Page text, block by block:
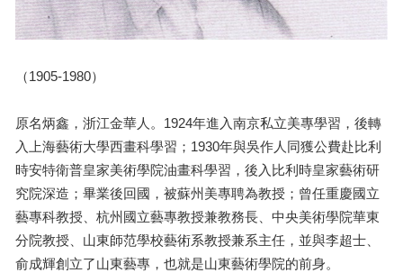
（1905-1980）
原名炳鑫，浙江金華人。1924年進入南京私立美專學習，後轉
入上海藝術大學西畫科學習；1930年與吳作人同獲公費赴比利
時安特衛普皇家美術學院油畫科學習，後入比利時皇家藝術研
究院深造；畢業後回國，被蘇州美專聘為教授；曾任重慶國立
藝專科教授、杭州國立藝專教授兼教務長、中央美術學院華東
分院教授、山東師范學校藝術系教授兼系主任，並與李超士、
俞成輝創立了山東藝專，也就是山東藝術學院的前身。